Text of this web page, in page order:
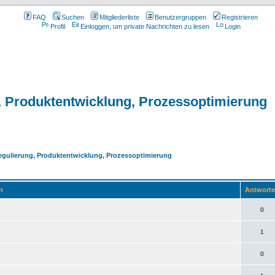
FAQ Suchen Mitgliederliste Benutzergruppen
Registrieren
Profil
Einloggen, um private Nachrichten zu lesen Login
Prozessoptimierung
Produktentwicklung, Prozessoptimierung
0
1
0